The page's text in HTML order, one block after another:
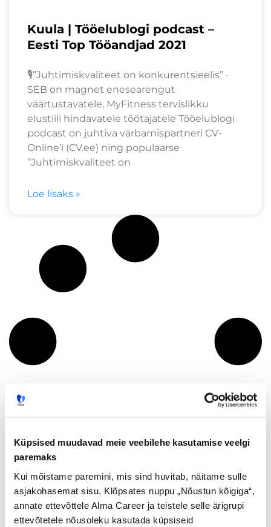
Küpsised muudavad meie veebilehe kasutamise veelgi
paremaks
Kui mõistame paremini, mis sind huvitab, näitame sulle
asjakohasemat sisu. Klõpsates nuppu „Nõustun kõigiga“,
annate ettevõttele Alma Career ja teistele selle ärigrupi
ettevõtetele nõusoleku kasutada küpsiseid
Kuula | Tööelublogi podcast –
Eesti Top Tööandjad 2021
🎙️”Juhtimiskvaliteet on konkurentsieelis” ·
SEB on magnet enesearengut
väärtustavatele, MyFitness tervislikku
elustiili hindavatele töötajatele Tööelublogi
podcast on juhtiva värbamispartneri CV-
Online’i (CV.ee) ning populaarse
’’Juhtimiskvaliteet on
Loe lisaks »